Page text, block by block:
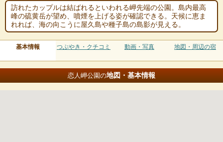
訪れたカップルは結ばれるといわれる岬先端の公園。島内最高
峰の硫黄岳が望め、噴煙を上げる姿が確認できる。天候に恵ま
れれば、海の向こうに屋久島や種子島の島影が見える。
基本情報 つぶやき・クチコミ 動画・写真 地図・周辺の宿
恋人岬公園の地図・基本情報